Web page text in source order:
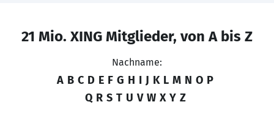
21 Mio. XING Mitglieder, von A bis Z
Nachname:
A B C D E F G H I J K L M N O P
Q R S T U V W X Y Z